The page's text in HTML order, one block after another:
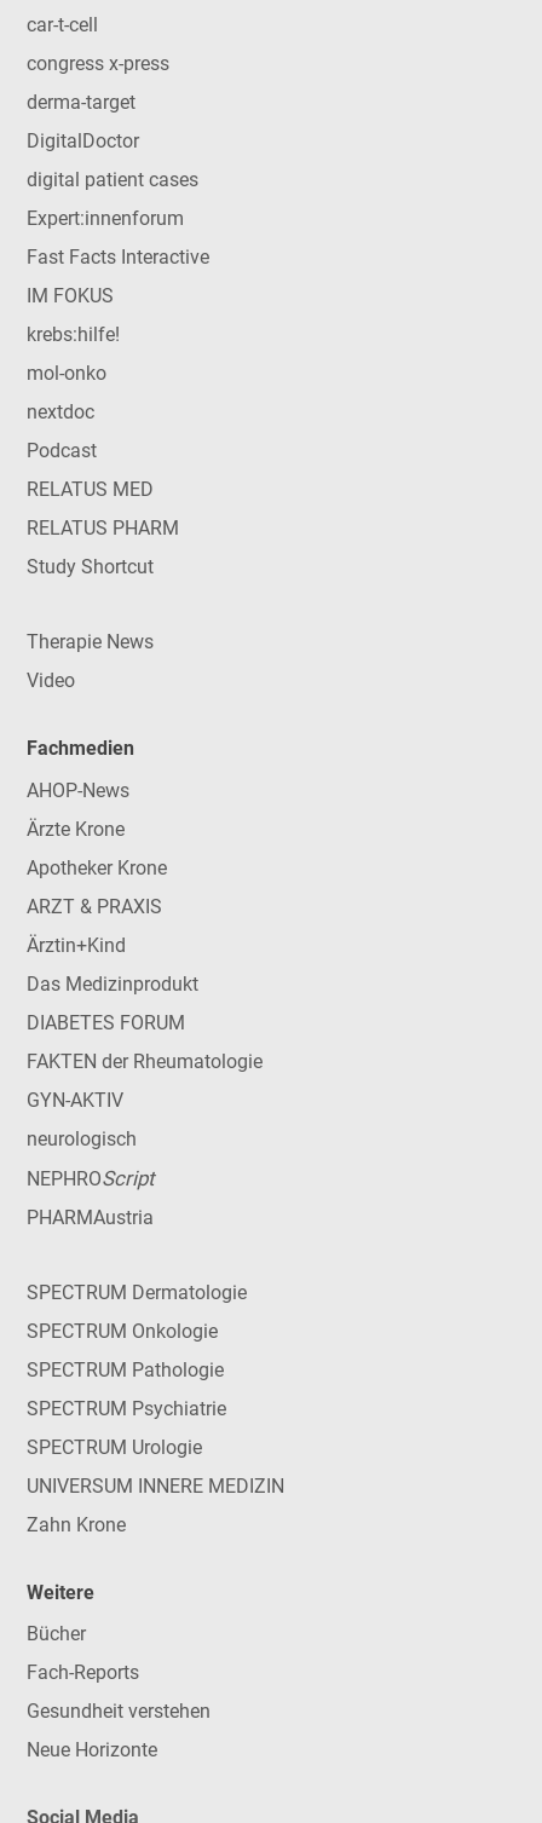
car-t-cell
congress x-press
derma-target
DigitalDoctor
digital patient cases
Expert:innenforum
Fast Facts Interactive
IM FOKUS
krebs:hilfe!
mol-onko
nextdoc
Podcast
RELATUS MED
RELATUS PHARM
Study Shortcut
Therapie News
Video
Fachmedien
AHOP-News
Ärzte Krone
Apotheker Krone
ARZT & PRAXIS
Ärztin+Kind
Das Medizinprodukt
DIABETES FORUM
FAKTEN der Rheumatologie
GYN-AKTIV
neurologisch
NEPHROScript
PHARMAustria
SPECTRUM Dermatologie
SPECTRUM Onkologie
SPECTRUM Pathologie
SPECTRUM Psychiatrie
SPECTRUM Urologie
UNIVERSUM INNERE MEDIZIN
Zahn Krone
Weitere
Bücher
Fach-Reports
Gesundheit verstehen
Neue Horizonte
Social Media